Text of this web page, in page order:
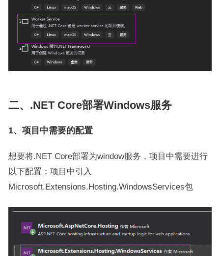
二、.NET Core部署Windows服务
1、项目中需要的配置
想要将.NET Core部署为window服务，项目中需要进行
以下配置：项目中引入
Microsoft.Extensions.Hosting.WindowsServices包